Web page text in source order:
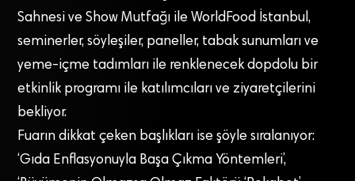
Sahnesi ve Show Mutfağı ile WorldFood İstanbul,
seminerler, söyleşiler, paneller, tabak sunumları ve
yeme-içme tadımları ile renklenecek dopdolu bir
etkinlik programı ile katılımcıları ve ziyaretçilerini
bekliyor.
Fuarın dikkat çeken başlıkları ise şöyle sıralanıyor:
‘Gıda Enflasyonuyla Başa Çıkma Yöntemleri’,